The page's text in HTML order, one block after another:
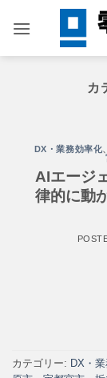
カ
DX・業務効率化、
AIエージ
律的に動
カテゴリー: DX・